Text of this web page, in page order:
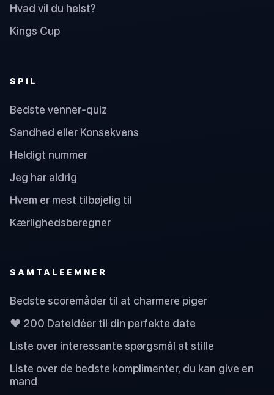
Hvad vil du helst?
Kings Cup
SPIL
Bedste venner-quiz
Sandhed eller Konsekvens
Heldigt nummer
Jeg har aldrig
Hvem er mest tilbøjelig til
Kærlighedsberegner
SAMTALEEMNER
Bedste scoremåder til at charmere piger
❤️ 200 Dateidéer til din perfekte date
Liste over interessante spørgsmål at stille
Liste over de bedste komplimenter, du kan give en
mand